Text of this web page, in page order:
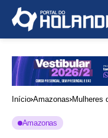
Início Amazonas Mulheres
Amazonas